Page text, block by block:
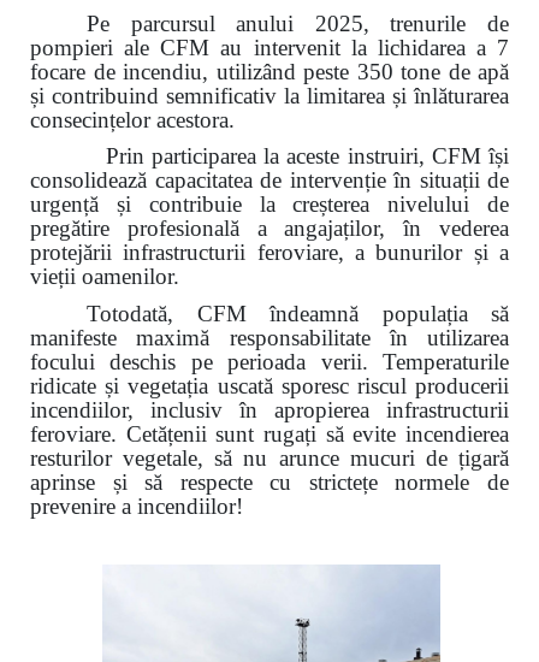
Pe parcursul anului 2025, trenurile de
pompieri ale CFM au intervenit la lichidarea a 7
focare de incendiu, utilizând peste 350 tone de apă
și contribuind semnificativ la limitarea și înlăturarea
consecințelor acestora.
Prin participarea la aceste instruiri, CFM își
consolidează capacitatea de intervenție în situații de
urgență și contribuie la creșterea nivelului de
pregătire profesională a angajaților, în vederea
protejării infrastructurii feroviare, a bunurilor și a
vieții oamenilor.
Totodată, CFM îndeamnă populația să
manifeste maximă responsabilitate în utilizarea
focului deschis pe perioada verii. Temperaturile
ridicate și vegetația uscată sporesc riscul producerii
incendiilor, inclusiv în apropierea infrastructurii
feroviare. Cetățenii sunt rugați să evite incendierea
resturilor vegetale, să nu arunce mucuri de țigară
aprinse și să respecte cu strictețe normele de
prevenire a incendiilor!